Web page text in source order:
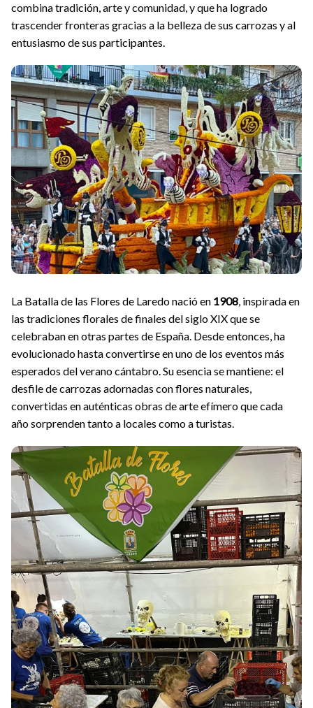
combina tradición, arte y comunidad, y que ha logrado
trascender fronteras gracias a la belleza de sus carrozas y al
entusiasmo de sus participantes.
La Batalla de las Flores de Laredo nació en 1908 , inspirada en
las tradiciones florales de finales del siglo XIX que se
celebraban en otras partes de España. Desde entonces, ha
evolucionado hasta convertirse en uno de los eventos más
esperados del verano cántabro. Su esencia se mantiene: el
desfile de carrozas adornadas con flores naturales,
convertidas en auténticas obras de arte efímero que cada
año sorprenden tanto a locales como a turistas.